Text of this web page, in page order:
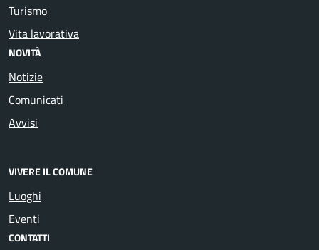
Turismo
Vita lavorativa
NOVITÀ
Notizie
Comunicati
Avvisi
VIVERE IL COMUNE
Luoghi
Eventi
CONTATTI